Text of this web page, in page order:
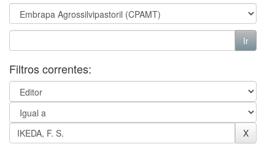
Filtros correntes: